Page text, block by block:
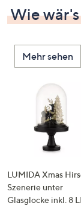
Wie
Mehr sehen
LUMIDA Xmas
Szenerie unter
Glasglocke inkl. 8